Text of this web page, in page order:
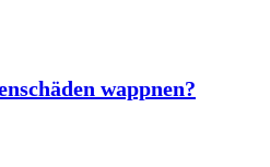
wappnen?